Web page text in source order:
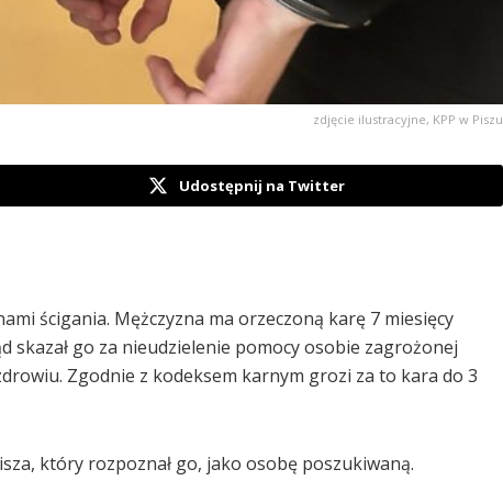
zdjęcie ilustracyjne, KPP w Piszu
Udostępnij na Twitter
ścigania. Mężczyzna ma orzeczoną karę 7 miesięcy
skazał go za nieudzielenie pomocy osobie zagrożonej
Zgodnie z kodeksem karnym grozi za to kara do 3
który rozpoznał go, jako osobę poszukiwaną.